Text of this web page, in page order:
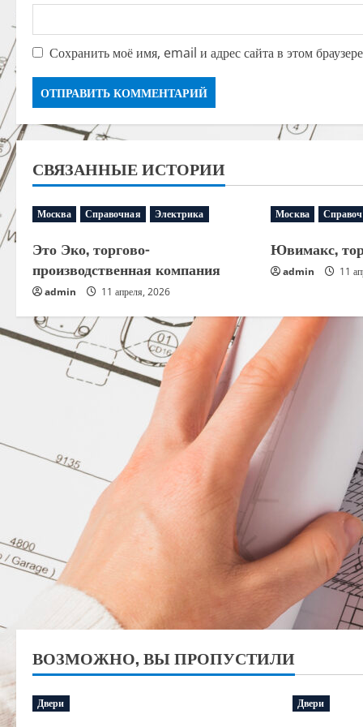
Сохранить моё имя, email и адрес сайта в этом
СВЯЗАННЫЕ ИСТОРИИ
Москва Справочная Электрика
Это Эко, торгово-
производственная компания
admin 11 апреля, 2026
Москва
Ювимакс,
admin 11
ВОЗМОЖНО, ВЫ ПРОПУСТИЛИ
Двери Двери